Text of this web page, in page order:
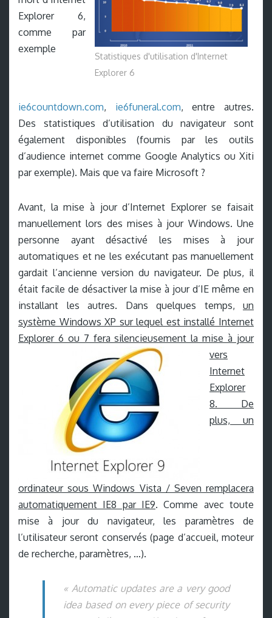
Statistiques d'utilisation d'Internet
Explorer 6
Explorer 6,
comme par
exemple
ie6countdown.com, ie6funeral.com, entre autres.
Des statistiques d’utilisation du navigateur sont
également disponibles (fournis par les outils
d’audience internet comme Google Analytics ou Xiti
par exemple). Mais que va faire Microsoft ?
Avant, la mise à jour d’Internet Explorer se faisait
manuellement lors des mises à jour Windows. Une
personne ayant désactivé les mises à jour
automatiques et ne les exécutant pas manuellement
gardait l’ancienne version du navigateur. De plus, il
était facile de désactiver la mise à jour d’IE même en
installant les autres. Dans quelques temps, un
système Windows XP sur lequel est installé Internet
Explorer 6 ou 7 fera silencieusement la mise à jour
vers
Internet
Explorer
8. De
plus, un
ordinateur sous Windows Vista / Seven remplacera
automatiquement IE8 par IE9. Comme avec toute
mise à jour du navigateur, les paramètres de
l’utilisateur seront conservés (page d’accueil, moteur
de recherche, paramètres, …).
« Automatic updates are a very good
idea based on every piece of security